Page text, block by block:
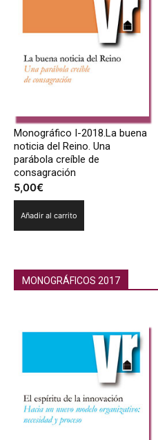
Monográfico I-2018.La buena
noticia del Reino. Una
parábola creíble de
consagración
5,00€
Añadir al carrito
MONOGRÁFICOS 2017